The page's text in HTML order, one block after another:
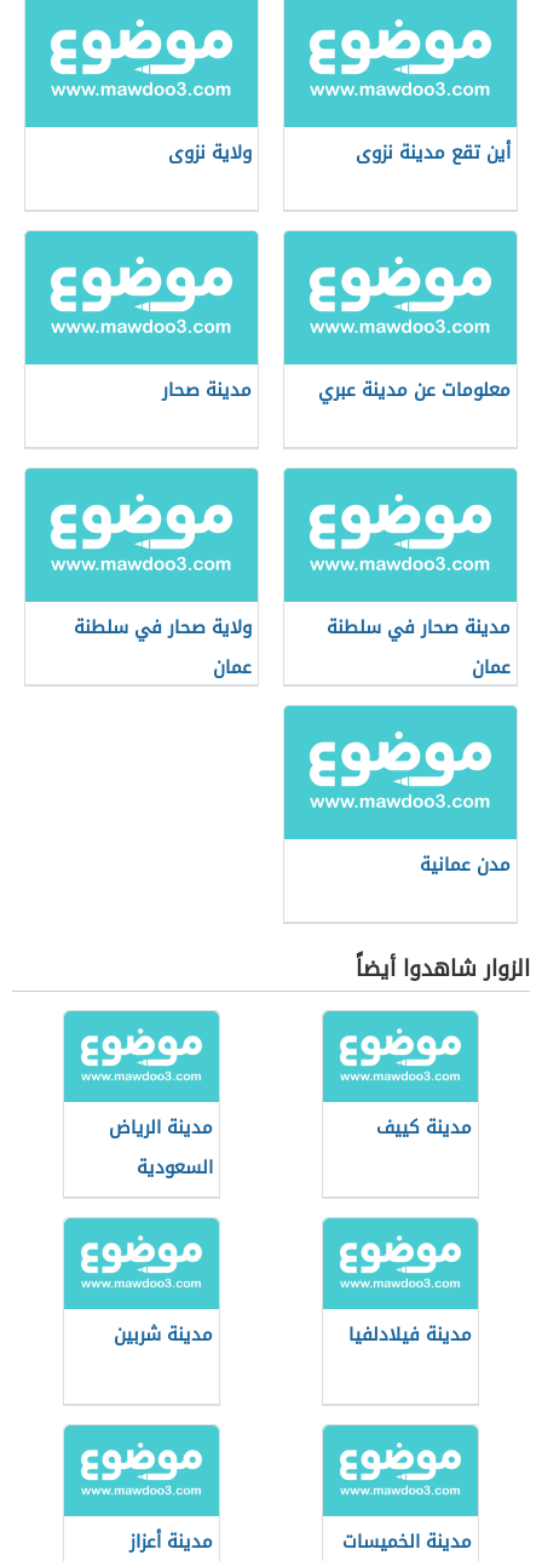
أين تقع مدينة نزوى ولاية نزوى
معلومات عن مدينة عبري مدينة صحار
مدينة صحار في سلطنة
عمان
ولاية صحار في سلطنة
عمان
مدن عمانية
الزوار شاهدوا أيضاً
مدينة كييف
مدينة الرياض
السعودية
مدينة فيلادلفيا مدينة شربين
مدينة الخميسات مدينة أعزاز